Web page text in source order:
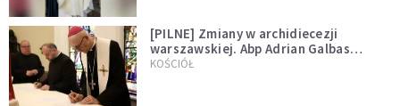
[PILNE] Zmiany w archidiecezji
warszawskiej. Abp Adrian Galbas
wręczył dekrety nowym proboszczom
KOŚCIÓŁ